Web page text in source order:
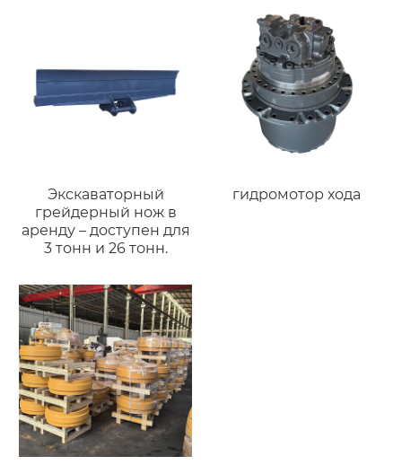
Экскаваторный
грейдерный нож в
аренду – доступен для
3 тонн и 26 тонн.
гидромотор хода